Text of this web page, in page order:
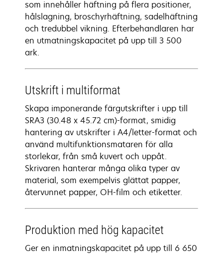
som innehåller häftning på flera positioner,
hålslagning, broschyrhäftning, sadelhäftning
och tredubbel vikning. Efterbehandlaren har
en utmatningskapacitet på upp till 3 500
ark.
Utskrift i multiformat
Skapa imponerande färgutskrifter i upp till
SRA3 (30.48 x 45.72 cm)-format, smidig
hantering av utskrifter i A4/letter-format och
använd multifunktionsmataren för alla
storlekar, från små kuvert och uppåt.
Skrivaren hanterar många olika typer av
material, som exempelvis glättat papper,
återvunnet papper, OH-film och etiketter.
Produktion med hög kapacitet
Ger en inmatningskapacitet på upp till 6 650